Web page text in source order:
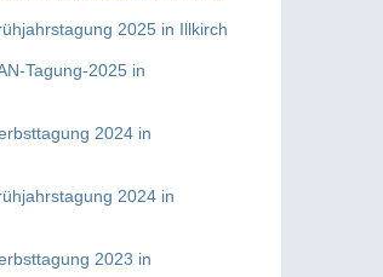
2025 in Illkirch
Tagung-2025 in
2024 in
2024 in
2023 in